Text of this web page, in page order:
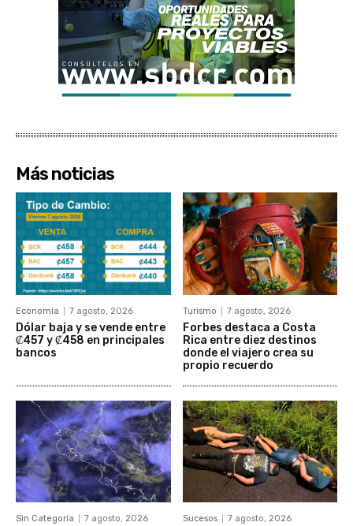
Más noticias
Economía 7 agosto, 2026
Dólar baja y se vende entre
₡457 y ₡458 en principales
bancos
Turismo 7 agosto, 2026
Forbes destaca a Costa
Rica entre diez destinos
donde el viajero crea su
propio recuerdo
Sin Categoría 7 agosto, 2026 Sucesos 7 agosto, 2026